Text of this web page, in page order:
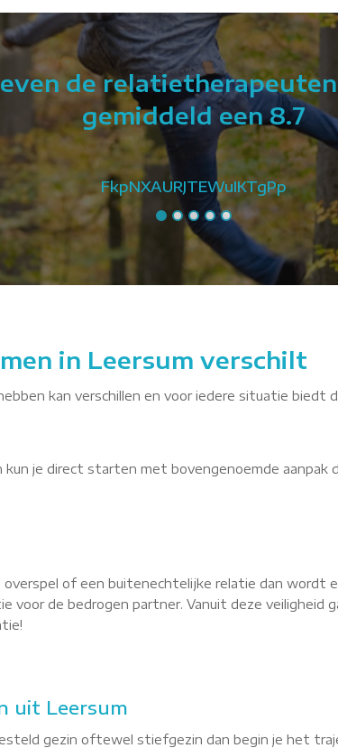
de
gemiddeld een 8.7
FkpNXAURJTEWuIKTgPp
in Leersum verschilt
kan verschillen en voor iedere situatie biedt
je direct starten met bovengenoemde aanpak
of een buitenechtelijke relatie dan wordt
voor de bedrogen partner. Vanuit deze veiligheid
uit Leersum
gezin oftewel stiefgezin dan begin je het